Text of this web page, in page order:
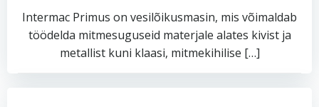
Intermac Primus on vesilõikusmasin, mis võimaldab
töödelda mitmesuguseid materjale alates kivist ja
metallist kuni klaasi, mitmekihilise […]